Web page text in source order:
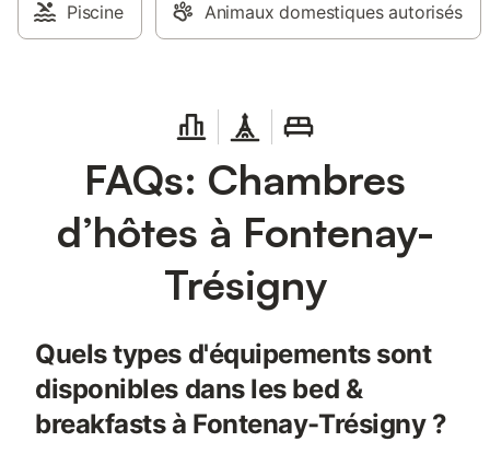
Piscine Animaux domestiques autorisés
FAQs: Chambres
d’hôtes à Fontenay-
Trésigny
Quels types d'équipements sont
disponibles dans les bed &
breakfasts à Fontenay-Trésigny ?